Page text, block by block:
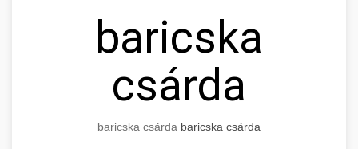
baricska
csárda
baricska csárda baricska csárda